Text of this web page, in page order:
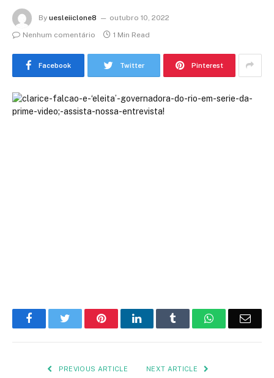
By uesleiiclone8
outubro 10, 2022
Nenhum comentário
1 Min Read
Facebook Twitter Pinterest
FacebookTwitter PinterestLinkedIn Tumblr WhatsApp
PREVIOUS ARTICLE NEXT ARTICLE